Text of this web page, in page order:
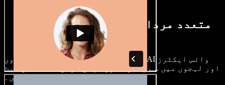
متعدد مردانہ و زنانہ آوازیں اور
لہجے دستیاب
ہر پروجیکٹ الگ ہوتا ہے۔ سینکڑوں AI وائس ایکٹرز
اور لہجوں میں سے چنیں، اور اپنی مرضی کے مطابق سیٹ
کریں۔